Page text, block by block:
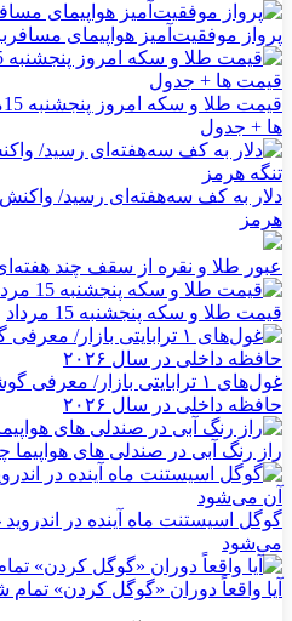
پرواز موفقیت‌آمیز هواپیمای
ها + جدول
دلار به کف سه‌هفته‌ای رسید/
هرمز
عبور طلا و نقره از سقف چند
قیمت طلا و سکه پنجشنبه 15 مرداد
غول‌های ۱ ترابایتی بازار/
حافظه داخلی در سال ۲۰۲۶
راز رنگ آبی در صندلی های
گوگل اسیستنت ماه آینده در
می‌شود
آیا واقعاً دوران «گوگل کردن»